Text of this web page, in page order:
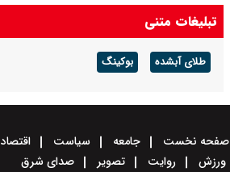
تبلیغات متنی
طلای آبشده بوکینگ
صفحه نخست جامعه سیاست اقتصاد
ورزش
روایت تصویر صدای شرق